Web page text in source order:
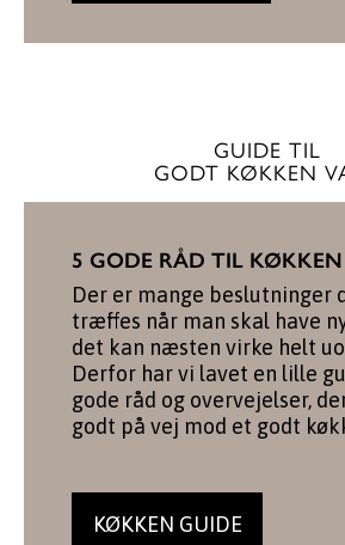
GUIDE TIL
GODT KØKKEN
5 GODE RÅD TIL
Der er mange beslutninger
træffes når man skal have
det kan næsten virke helt
Derfor har vi lavet en lille
gode råd og overvejelser,
godt på vej mod et godt
KØKKEN GUIDE